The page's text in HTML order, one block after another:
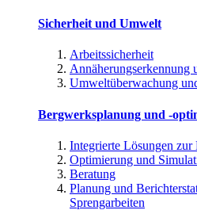
Sicherheit und Umwelt
Arbeitssicherheit
Umweltüberwachung
Bergwerksplanung und -
Integrierte Lösungen
Optimierung und
Beratung
Planung und
Sprengarbeiten